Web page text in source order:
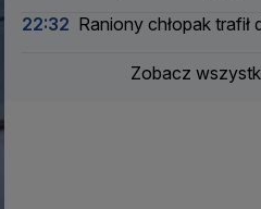
22:32 Raniony chłopak trafił
Zobacz